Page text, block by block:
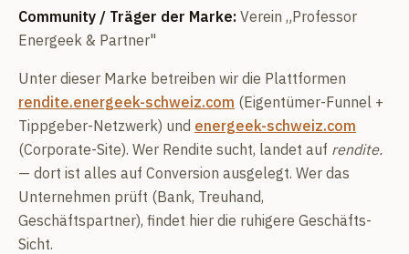
Community / Träger der Marke: Verein „Professor
Energeek & Partner"
Unter dieser Marke betreiben wir die Plattformen
rendite.energeek-schweiz.com (Eigentümer-Funnel +
Tippgeber-Netzwerk) und energeek-schweiz.com
(Corporate-Site). Wer Rendite sucht, landet auf rendite.
— dort ist alles auf Conversion ausgelegt. Wer das
Unternehmen prüft (Bank, Treuhand,
Geschäftspartner), findet hier die ruhigere Geschäfts-
Sicht.